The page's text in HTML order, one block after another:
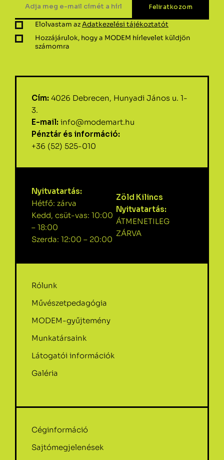
Elolvastam azAdatkezelési tájékoztatót
Hozzájárulok, hogy a MODEM hírlevelet küldjön
számomra
Cím: 4026 Debrecen, Hunyadi János u. 1-
3.
E-mail: info@modemart.hu
Pénztár és információ:
+36 (52) 525-010
Nyitvatartás:
Hétfő: zárva
Kedd, csüt-vas: 10:00
– 18:00
Szerda: 12:00 – 20:00
Zöld Kilincs
Nyitvatartás:
ÁTMENETILEG
ZÁRVA
Rólunk
Művészetpedagógia
MODEM-gyűjtemény
Munkatársaink
Látogatói információk
Galéria
Céginformáció
Sajtómegjelenések